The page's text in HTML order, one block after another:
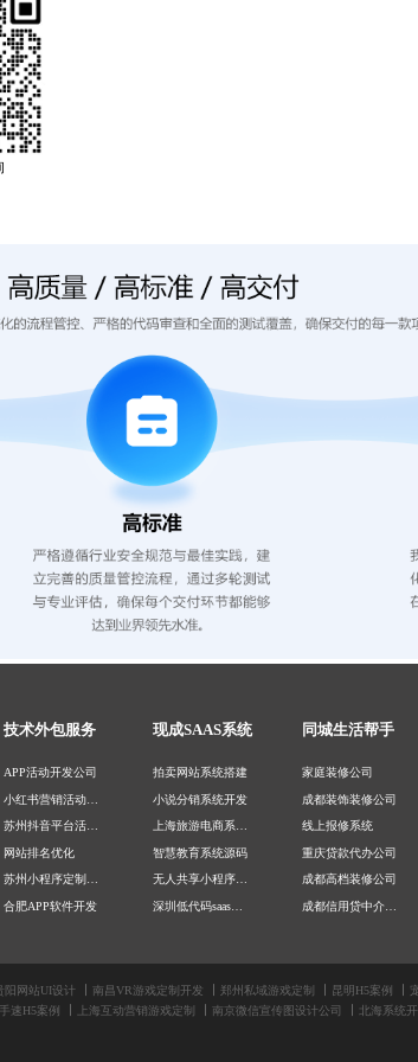
技术外包服务
APP活动开发公司
苏州抖音平台活动定制
网站排名优化
苏州小程序定制公司
合肥APP软件开发
呼和浩特移动APP开发
深圳网站建设
现成SAAS系统
拍卖网站系统搭建
小说分销系统开发
上海旅游电商系统开发
智慧教育系统源码
无人共享小程序开发
重庆管理系统软件开发
食堂点餐小程序开发
同城生活帮手
家庭装修公司
成都装饰装修公司
线上报修系统
重庆贷款代办公司
成都高档装修公司
成都贷款中介平台
深圳贷款中介公司
阳网站UI设计 南昌VR游戏定制开发 郑州私域游戏定制 昆明H5案例
速H5案例 上海互动营销游戏定制 南京微信宣传图设计公司
北海系统